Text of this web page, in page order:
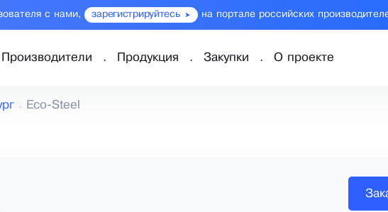
с нами, зарегистрируйтесь на портале российских
Производители Продукция Закупки О проекте
Eco-Steel